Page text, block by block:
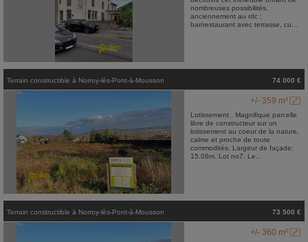
nombreuses possibilités,
anciennement au rdc :
bar/restaurant avec terrasse, cu...
Terrain constructible à Norroy-lès-Pont-à-Mousson 74 000 €
+/- 359 m²
Lotissement . Magnifique parcelle
libre de constructeur sur un
lotissement au coeur de la nature,
calme et proche de toute
commodités. Largeur de façade:
15.06m. Lot no7. Le...
Terrain constructible à Norroy-lès-Pont-à-Mousson 73 500 €
+/- 360 m²